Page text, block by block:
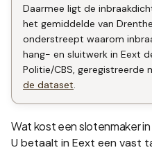
Daarmee ligt de
het gemiddelde van
onderstreept waarom
hang- en sluitwerk in Eext
Politie/CBS, geregistreerde
de dataset.
Wat kost een slotenmaker in
U betaalt in Eext een vast